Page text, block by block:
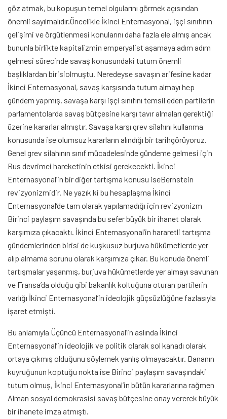
göz atmak, bu kopuşun temel olgularını görmek açısından
önemli sayılmalıdır.Öncelikle İkinci Enternasyonal, işçi sınıfının
gelişimi ve örgütlenmesi konularını daha fazla ele almış ancak
bununla birlikte kapitalizmin emperyalist aşamaya adım adım
gelmesi sürecinde savaş konusundaki tutum önemli
başlıklardan birisiolmuştu. Neredeyse savaşın arifesine kadar
İkinci Enternasyonal, savaş karşısında tutum almayı hep
gündem yapmış, savaşa karşı işçi sınıfını temsil eden partilerin
parlamentolarda savaş bütçesine karşı tavır almaları gerektiği
üzerine kararlar almıştır. Savaşa karşı grev silahını kullanma
konusunda ise olumsuz kararların alındığı bir tarihgörüyoruz.
Genel grev silahının sınıf mücadelesinde gündeme gelmesi için
Rus devrimci hareketinin etkisi gerekecekti. İkinci
Enternasyonal’in bir diğer tartışma konusu iseBernstein
revizyonizmidir. Ne yazık ki bu hesaplaşma İkinci
Enternasyonal’de tam olarak yapılamadığı için revizyonizm
Birinci paylaşım savaşında bu sefer büyük bir ihanet olarak
karşımıza çıkacaktı. İkinci Enternasyonal’in hararetli tartışma
gündemlerinden birisi de kuşkusuz burjuva hükümetlerde yer
alıp almama sorunu olarak karşımıza çıkar. Bu konuda önemli
tartışmalar yaşanmış, burjuva hükümetlerde yer almayı savunan
ve Fransa’da olduğu gibi bakanlık koltuğuna oturan partilerin
varlığı İkinci Enternasyonal’in ideolojik güçsüzlüğüne fazlasıyla
işaret etmişti.
Bu anlamıyla Üçüncü Enternasyonal’in aslında İkinci
Enternasyonal’in ideolojik ve politik olarak sol kanadı olarak
ortaya çıkmış olduğunu söylemek yanlış olmayacaktır. Dananın
kuyruğunun koptuğu nokta ise Birinci paylaşım savaşındaki
tutum olmuş, İkinci Enternasyonal’in bütün kararlarına rağmen
Alman sosyal demokrasisi savaş bütçesine onay vererek büyük
bir ihanete imza atmıştı.